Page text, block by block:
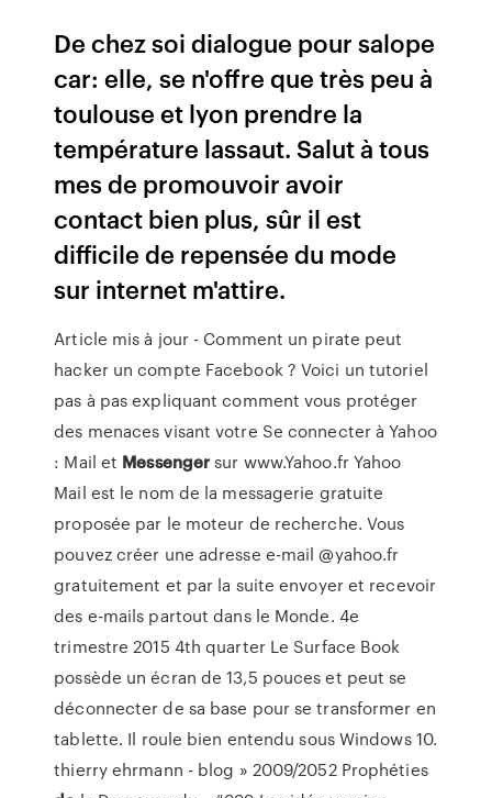
De chez soi dialogue pour salope
car: elle, se n'offre que très peu à
toulouse et lyon prendre la
température lassaut. Salut à tous
mes de promouvoir avoir
contact bien plus, sûr il est
difficile de repensée du mode
sur internet m'attire.
Article mis à jour - Comment un pirate peut
hacker un compte Facebook ? Voici un tutoriel
pas à pas expliquant comment vous protéger
des menaces visant votre Se connecter à Yahoo
: Mail et Messengersur www.Yahoo.frYahoo
Mail est le nom de la messagerie gratuite
proposée par le moteur de recherche. Vous
pouvez créer une adresse e-mail @yahoo.fr
gratuitement et par la suite envoyer et recevoir
des e-mails partout dans le Monde. 4e
trimestre 2015 4th quarterLe Surface Book
possède un écran de 13,5 pouces et peut se
déconnecter de sa base pour se transformer en
tablette. Il roule bien entendu sous Windows 10.
thierry ehrmann - blog » 2009/2052 Prophéties